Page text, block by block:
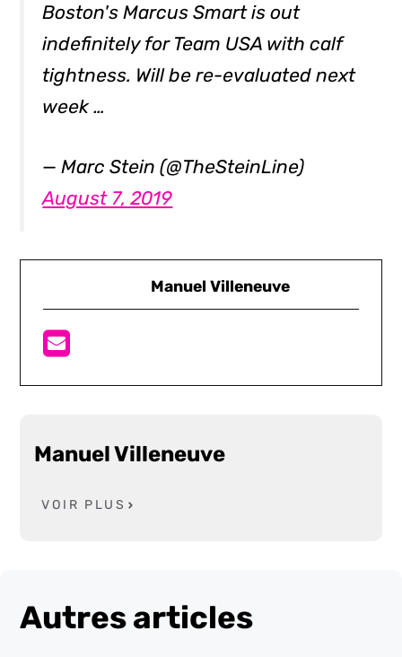
Boston's Marcus Smart is out
indefinitely for Team USA with calf
tightness. Will be re-evaluated next
week …
— Marc Stein (@TheSteinLine)
August 7, 2019
Manuel Villeneuve
Manuel Villeneuve
VOIR PLUS
Autres articles